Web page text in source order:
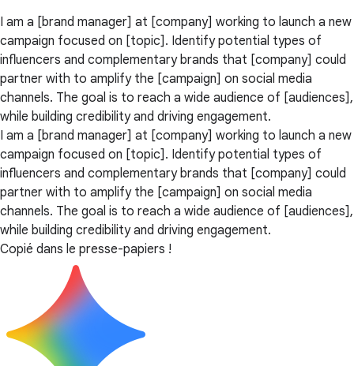
I am a [brand manager] at [company] working to launch a new
campaign focused on [topic]. Identify potential types of
influencers and complementary brands that [company] could
partner with to amplify the [campaign] on social media
channels. The goal is to reach a wide audience of [audiences],
while building credibility and driving engagement.
I am a [brand manager] at [company] working to launch a new
campaign focused on [topic]. Identify potential types of
influencers and complementary brands that [company] could
partner with to amplify the [campaign] on social media
channels. The goal is to reach a wide audience of [audiences],
while building credibility and driving engagement.
Copié dans le presse-papiers !